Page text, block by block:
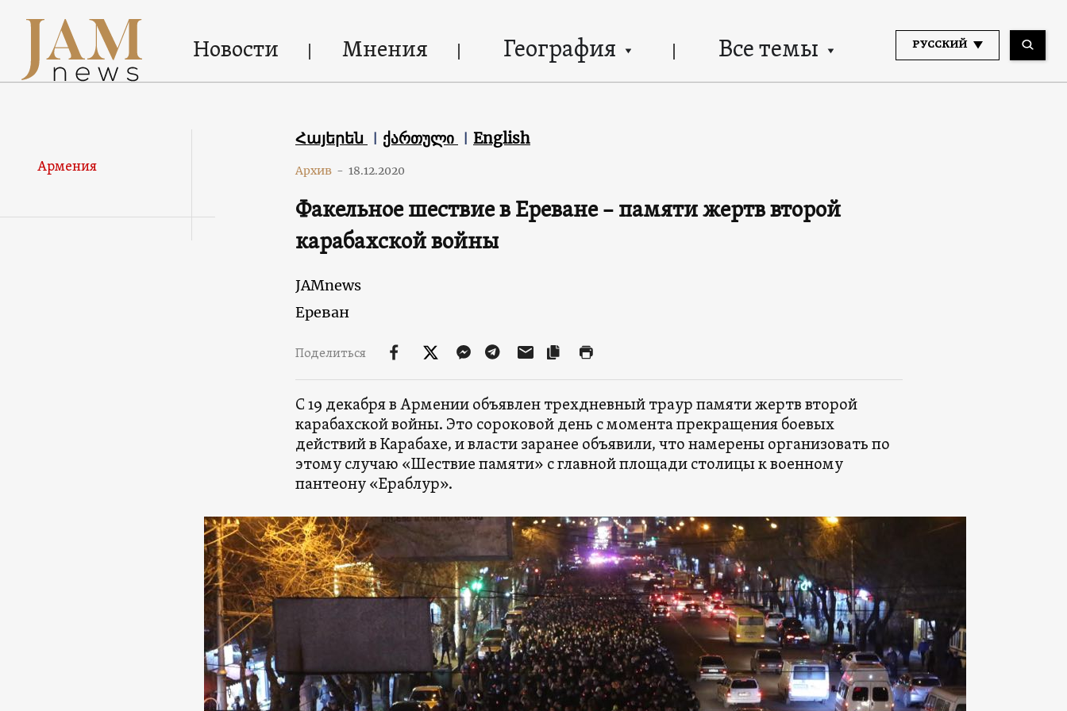
Новости Мнения География Все темы РУССКИЙ
Армения
Հայերեն ქართული English
Архив - 18.12.2020
Факельное шествие в Ереване – памяти жертв второй
карабахской войны
JAMnews
Ереван
Поделиться
С 19 декабря в Армении объявлен трехдневный траур памяти жертв второй
карабахской войны. Это сороковой день с момента прекращения боевых
действий в Карабахе, и власти заранее объявили, что намерены организовать по
этому случаю «Шествие памяти» с главной площади столицы к военному
пантеону «Ераблур».